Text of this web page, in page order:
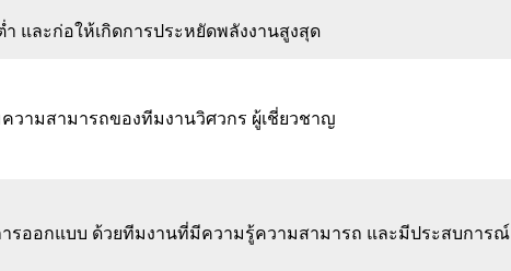
และก่อให้เกิดการประหยัดพลังงานสูงสุด
วามสามารถของทีมงานวิศวกร ผู้เชี่ยวชาญ
รออกแบบ ด้วยทีมงานที่มีความรู้ความสามารถ และมีประสบการณ์